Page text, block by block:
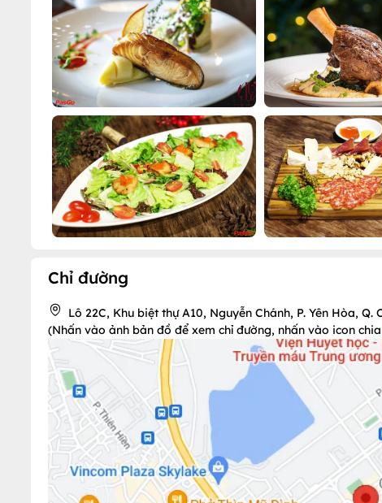
Chỉ đường
Lô 22C, Khu biệt thự A10, Nguyễn Chánh, P. Yên Hòa, Q.
(Nhấn vào ảnh bản đồ để xem chỉ đường, nhấn vào icon